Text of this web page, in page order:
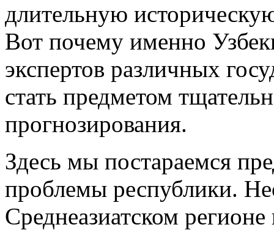
длительную
Вот почему именно
экспертов различных
стать предметом
прогнозирования.
Здесь мы постараемся
проблемы республики.
Среднеазиатском